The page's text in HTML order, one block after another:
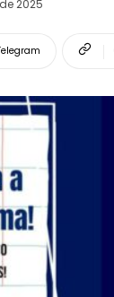
2025